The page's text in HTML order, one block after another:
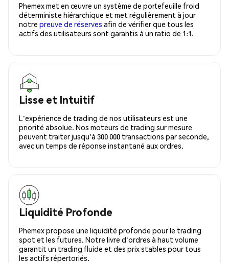
Phemex met en œuvre un système de portefeuille froid
déterministe hiérarchique et met régulièrement à jour
notre preuve de réserves afin de vérifier que tous les
actifs des utilisateurs sont garantis à un ratio de 1:1.
Lisse et Intuitif
L'expérience de trading de nos utilisateurs est une
priorité absolue. Nos moteurs de trading sur mesure
peuvent traiter jusqu'à 300 000 transactions par seconde,
avec un temps de réponse instantané aux ordres.
Liquidité Profonde
Phemex propose une liquidité profonde pour le trading
spot et les futures. Notre livre d'ordres à haut volume
garantit un trading fluide et des prix stables pour tous
les actifs répertoriés.